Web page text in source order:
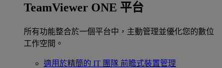
TeamViewer ONE 平台
所有功能整合於一個平台中，主動管理並優化您的數位
工作空間。
適用於精簡的 IT 團隊 前瞻式裝置管理